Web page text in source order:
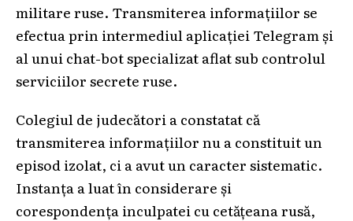
militare ruse. Transmiterea informațiilor se
efectua prin intermediul aplicației Telegram și
al unui chat-bot specializat aflat sub controlul
serviciilor secrete ruse.
Colegiul de judecători a constatat că
transmiterea informațiilor nu a constituit un
episod izolat, ci a avut un caracter sistematic.
Instanța a luat în considerare și
corespondența inculpatei cu cetățeana rusă,